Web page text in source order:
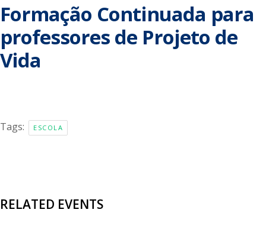
Formação Continuada para
professores de Projeto de
Vida
Tags: ESCOLA
RELATED EVENTS